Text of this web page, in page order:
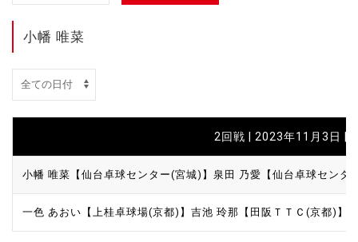
小幡 唯菜
2回戦 | 2023年11月3日 |
小幡 唯菜【仙台卓球センター(宮城)】 泉田 乃愛【仙台卓球センタ
一色 あおい【上桂卓球場(京都)】 吉池 玲那【田阪ＴＴＣ(京都)】